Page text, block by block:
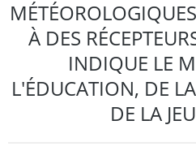
À DES
INDIQUE LE
L'ÉDUCATION, DE
DE LA